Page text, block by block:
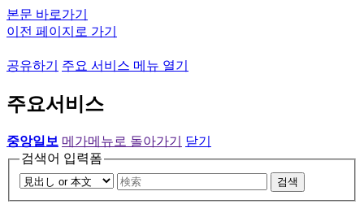
본문 바로가기
이전 페이지로 가기
공유하기 주요 서비스 메뉴 열기
주요서비스
중앙일보 메가메뉴로 돌아가기
닫기
검색어 입력폼
검색